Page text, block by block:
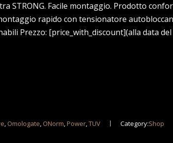
STRONG. Facile montaggio. Prodotto
rapido con tensionatore
Prezzo: [price_with_discount](alla data del
, Omologate, ONorm,Power,TUV Category:Shop